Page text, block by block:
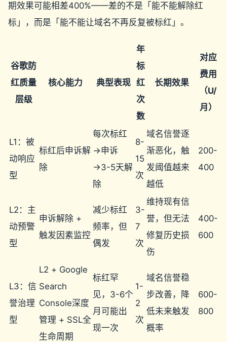
期效果可能相差400%——差的不是「能不能解除红
标」，而是「能不能让域名不再反复被标红」。
谷歌防
红质量
层级
核心能力 典型表现
年
标
红
次
数
长期效果
对应
费用
（U/
月）
L1：被
动响应
型
标红后申诉解
除
每次标红
→申诉
→3-5天解
除
8-
15
次
域名信誉逐
渐恶化，触
发阈值越来
越低
200-
400
L2：主
动预警
型
申诉解除 +
触发因素监控
减少标红
频率，但
偶发
3-
7
次
维持现有信
誉，但无法
修复历史损
伤
400-
600
L3：信
誉治理
型
L2 + Google
Search
Console深度
管理 + SSL全
生命周期
标红罕
见，3-6个
月可能出
现一次
1-
2
次
域名信誉稳
步改善，降
低未来触发
概率
600-
800